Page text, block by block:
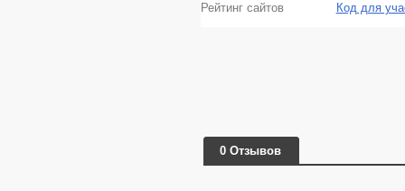
Рейтинг сайтов Код для
0 Отзывов